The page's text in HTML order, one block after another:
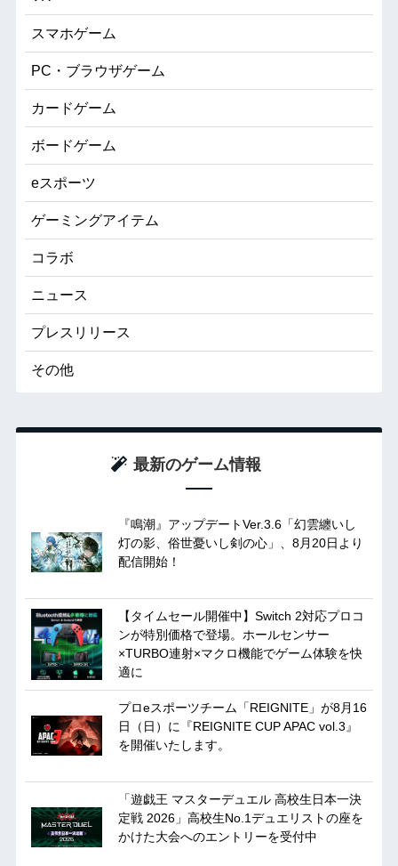
スマホゲーム
PC・ブラウザゲーム
カードゲーム
ボードゲーム
eスポーツ
ゲーミングアイテム
コラボ
ニュース
プレスリリース
その他
最新のゲーム情報
『鳴潮』アップデートVer.3.6「幻雲纏いし
灯の影、俗世憂いし剣の心」、8月20日より
配信開始！
【タイムセール開催中】Switch 2対応プロコ
ンが特別価格で登場。ホールセンサー
×TURBO連射×マクロ機能でゲーム体験を快
適に
プロeスポーツチーム「REIGNITE」が8月16
日（日）に『REIGNITE CUP APAC vol.3』
を開催いたします。
「遊戯王 マスターデュエル 高校生日本一決
定戦 2026」高校生No.1デュエリストの座を
かけた大会へのエントリーを受付中